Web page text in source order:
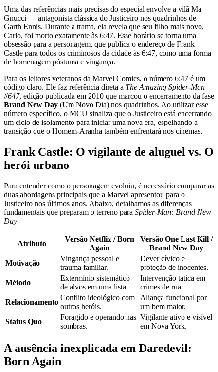
Uma das referências mais precisas do especial envolve a vilã Ma
Gnucci — antagonista clássica do Justiceiro nos quadrinhos de
Garth Ennis. Durante a trama, ela revela que seu filho mais novo,
Carlo, foi morto exatamente às 6:47. Esse horário se torna uma
obsessão para a personagem, que publica o endereço de Frank
Castle para todos os criminosos da cidade às 6:47, como uma forma
de homenagem póstuma e vingança.
Para os leitores veteranos da Marvel Comics, o número 6:47 é um
código claro. Ele faz referência direta a The Amazing Spider-Man
#647, edição publicada em 2010 que marcou o encerramento da fase
Brand New Day (Um Novo Dia) nos quadrinhos. Ao utilizar esse
número específico, o MCU sinaliza que o Justiceiro está encerrando
um ciclo de isolamento para iniciar uma nova era, espelhando a
transição que o Homem-Aranha também enfrentará nos cinemas.
Frank Castle: O vigilante de aluguel vs. O
herói urbano
Para entender como o personagem evoluiu, é necessário comparar as
duas abordagens principais que a Marvel apresentou para o
Justiceiro nos últimos anos. Abaixo, detalhamos as diferenças
fundamentais que preparam o terreno para Spider-Man: Brand New
Day.
Atributo
Versão Netflix / Born
Again
Versão One Last Kill /
Brand New Day
Motivação
Vingança pessoal e
trauma familiar.
Dever cívico e
proteção de inocentes.
Método
Extermínio sistemático
de alvos em uma lista.
Intervenção tática em
crimes de rua.
Relacionamento
Conflito ideológico com
outros heróis.
Aliança funcional por
um bem maior.
Status Quo
Foragido e operando nas
sombras.
Vigilante ativo e visível
em Nova York.
A ausência inexplicada em Daredevil:
Born Again